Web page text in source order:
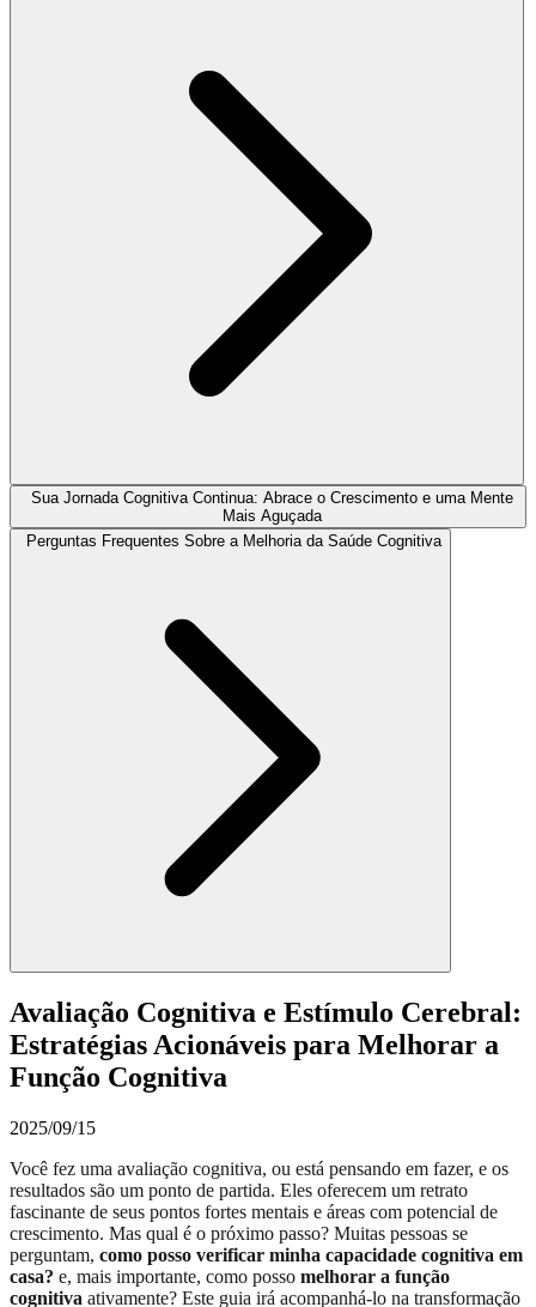
Sua Jornada Cognitiva Continua: Abrace o Crescimento e uma Mente
Mais Aguçada
Perguntas Frequentes Sobre a Melhoria da Saúde Cognitiva
Avaliação Cognitiva e Estímulo Cerebral:
Estratégias Acionáveis para Melhorar a
Função Cognitiva
2025/09/15
Você fez uma avaliação cognitiva, ou está pensando em fazer, e os
resultados são um ponto de partida. Eles oferecem um retrato
fascinante de seus pontos fortes mentais e áreas com potencial de
crescimento. Mas qual é o próximo passo? Muitas pessoas se
perguntam, como posso verificar minha capacidade cognitiva em
casa? e, mais importante, como posso melhorar a função
cognitiva ativamente? Este guia irá acompanhá-lo na transformação